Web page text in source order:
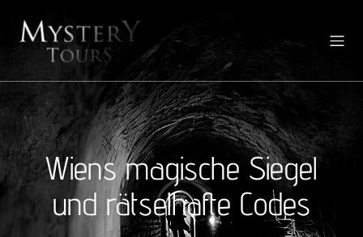
Wiens magische Siegel
und rätselhafte Codes